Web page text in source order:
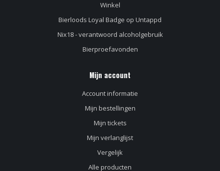
Winkel
Bierloods Loyal Badge op Untappd
Nix18 - verantwoord alcoholgebruik
Bierproefavonden
Mijn account
Account informatie
Mijn bestellingen
Mijn tickets
Mijn verlanglijst
Vergelijk
Alle producten